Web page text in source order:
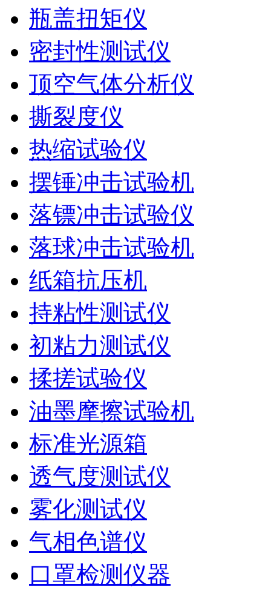
瓶盖扭矩仪
密封性测试仪
顶空气体分析仪
撕裂度仪
热缩试验仪
摆锤冲击试验机
落镖冲击试验仪
落球冲击试验机
纸箱抗压机
持粘性测试仪
初粘力测试仪
揉搓试验仪
油墨摩擦试验机
标准光源箱
透气度测试仪
雾化测试仪
气相色谱仪
口罩检测仪器